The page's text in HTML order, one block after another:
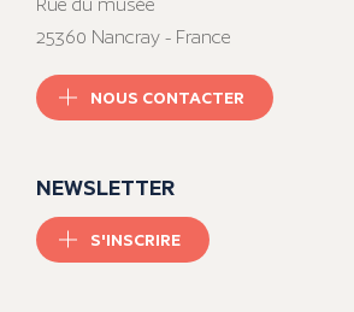
25360 Nancray - France
NOUS CONTACTER
NEWSLETTER
S'INSCRIRE